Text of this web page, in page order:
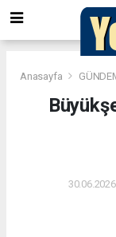
Anasayfa